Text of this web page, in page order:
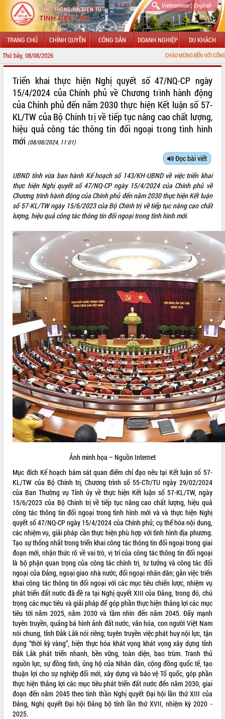
Vietnamese| English
TRANG CHỦ CHÍNH QUYỀN CÔNG DÂN DOANH NGHIỆP DU KHÁCH
Thứ bảy, 08/08/2026 CHÀO MỪNG ĐẾN VỚI CỔNG THÔNG TIN
LÃNH ĐẠO UBND TỈNH
TIN TỨC SỰ KIỆN
SỞ, BAN, NGÀNH
THÔNG TIN CHỈ ĐẠO ĐIỀU HÀNH
HỆ THỐNG VĂN BẢN
VĂN BẢN HĐND TỈNH
ĐIỂM TIN VĂN BẢN
QUY HOẠCH - KẾ HOẠCH
Không có file video nào để phát.
ALBUM ẢNH
LIÊN KẾT WEB
THỐNG KÊ TRUY CẬP
Hôm nay: 29782
Tất cả: 66075105
Triển khai thực hiện Nghị quyết số 47/NQ-CP ngày
15/4/2024 của Chính phủ về Chương trình hành động
của Chính phủ đến năm 2030 thực hiện Kết luận số 57-
KL/TW của Bộ Chính trị về tiếp tục nâng cao chất lượng,
hiệu quả công tác thông tin đối ngoại trong tình hình
mới (08/08/2024, 11:01)
Đọc bài viết
UBND tỉnh vừa ban hành Kế hoạch số 143/KH-UBND về việc triển khai
thực hiện Nghị quyết số 47/NQ-CP ngày 15/4/2024 của Chính phủ về
Chương trình hành động của Chính phủ đến năm 2030 thực hiện Kết luận
số 57-KL/TW ngày 15/6/2023 của Bộ Chính trị về tiếp tục nâng cao chất
lượng, hiệu quả công tác thông tin đối ngoại trong tình hình mới.
Ảnh minh họa – Nguồn Internet
Mục đích Kế hoạch bám sát quan điểm chỉ đạo nêu tại Kết luận số 57-
KL/TW của Bộ Chính trị, Chương trình số 55-CTr/TU ngày 29/02/2024
của Ban Thường vụ Tỉnh ủy về thực hiện Kết luận số 57-KL/TW, ngày
15/6/2023 của Bộ Chính trị về tiếp tục nâng cao chất lượng, hiệu quả
công tác thông tin đối ngoại trong tình hình mới và và thực hiện Nghị
quyết số 47/NQ-CP ngày 15/4/2024 của Chính phủ; cụ thể hóa nội dung,
các nhiệm vụ, giải pháp cần thực hiện phù hợp với tình hình địa phương.
Tạo sự thống nhất trong triển khai công tác thông tin đối ngoại trong giai
đoạn mới, nhận thức rõ về vai trò, vị trí của công tác thông tin đối ngoại
là bộ phận quan trọng của công tác chính trị, tư tưởng và công tác đối
ngoại của Đảng, ngoại giao nhà nước, đối ngoại nhân dân; gắn việc triển
khai công tác thông tin đối ngoại với các mục tiêu chiến lược, nhiệm vụ
phát triển đất nước đã đề ra tại Nghị quyết XIII của Đảng, trong đó, chú
trọng các mục tiêu và giải pháp để góp phần thực hiện thắng lợi các mục
tiêu tới năm 2025, năm 2030 và tầm nhìn đến năm 2045. Đẩy mạnh
tuyên truyền, quảng bá hình ảnh đất nước, văn hóa, con người Việt Nam
nói chung, tỉnh Đắk Lắk nói riêng; tuyên truyền việc phát huy nội lực, tận
dụng “thời kỳ vàng”, hiện thực hóa khát vọng khát vọng xây dựng tỉnh
Đắk Lắk phát triển nhanh, bền vững, toàn diện, bao trùm. Tranh thủ
nguồn lực, sự đồng tình, ủng hộ của Nhân dân, cộng đồng quốc tế, tạo
thuận lợi cho sự nghiệp đổi mới, xây dựng và bảo vệ Tổ quổc, góp phần
thực hiện thắng lợi các mục tiêu phát triển đất nước đến năm 2030, giai
đoạn đến năm 2045 theo tinh thần Nghị quyết Đại hội lần thứ XIII của
Đảng, Nghị quyết Đại hội Đảng bộ tỉnh lần thứ XVII, nhiệm kỳ 2020 -
2025.